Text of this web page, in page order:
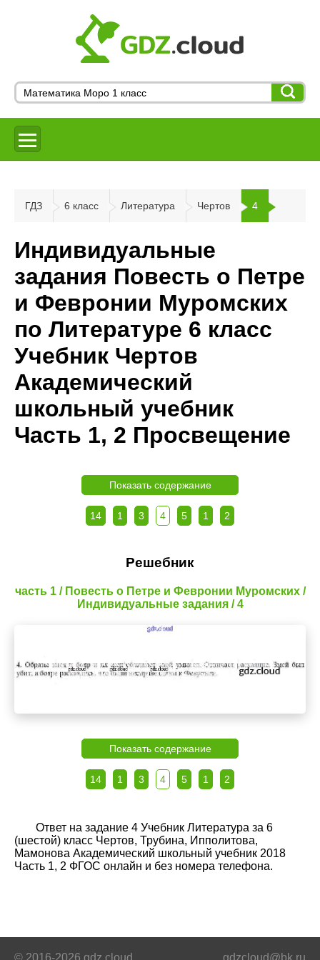
ГДЗ 6 класс Литература Чертов 4
Индивидуальные
задания Повесть о Петре
и Февронии Муромских
по Литературе 6 класс
Учебник Чертов
Академический
школьный учебник
Часть 1, 2 Просвещение
Показать содержание
14 1 3 4 5 1 2
Решебник
часть 1 / Повесть о Петре и Февронии Муромских /
Индивидуальные задания / 4
Показать содержание
14 1 3 4 5 1 2
Ответ на задание 4 Учебник Литература за 6
(шестой) класс Чертов, Трубина, Ипполитова,
Мамонова Академический школьный учебник 2018
Часть 1, 2 ФГОС онлайн и без номера телефона.
© 2016-2026 gdz.cloud gdzcloud@bk.ru